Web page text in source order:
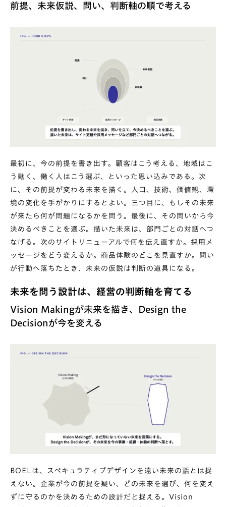
前提、未来仮説、問い、判断軸の順で考える
最初に、今の前提を書き出す。顧客はこう考える、地域はこ
う動く、働く人はこう選ぶ、といった思い込みである。次
に、その前提が変わる未来を描く。人口、技術、価値観、環
境の変化を手がかりにするとよい。三つ目に、もしその未来
が来たら何が問題になるかを問う。最後に、その問いから今
決めるべきことを選ぶ。描いた未来は、部門ごとの対話へつ
なげる。次のサイトリニューアルで何を伝え直すか。採用メ
ッセージをどう変えるか。商品体験のどこを見直すか。問い
が行動へ落ちたとき、未来の仮説は判断の道具になる。
未来を問う設計は、経営の判断軸を育てる
Vision Makingが未来を描き、Design the
Decisionが今を変える
BOELは、スペキュラティブデザインを遠い未来の話とは捉
えない。企業が今の前提を疑い、どの未来を選び、何を変え
ずに守るのかを決めるための設計だと捉える。Vision